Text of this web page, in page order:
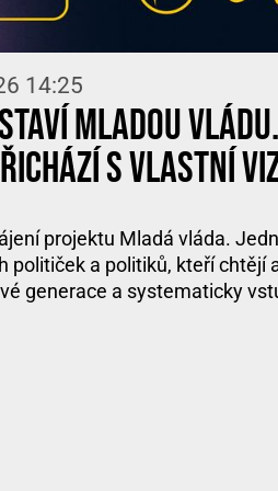
14:25
Mladou
s vlastní
projektu Mladá vláda.
političek a politiků, kteří chtějí
generace a systematicky